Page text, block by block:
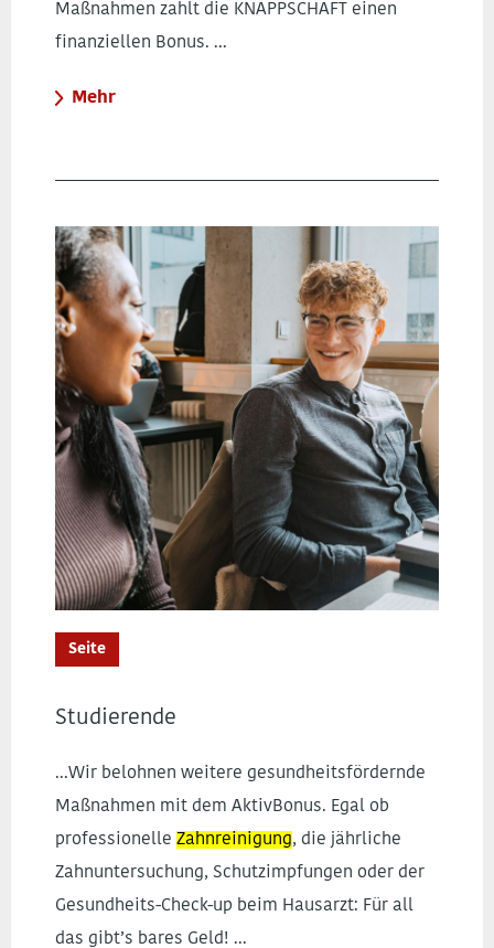
Maßnahmen zahlt die KNAPPSCHAFT einen
finanziellen Bonus. ...
Mehr
Seite
Studierende
...Wir belohnen weitere gesundheitsfördernde
Maßnahmen mit dem AktivBonus. Egal ob
professionelle Zahnreinigung, die jährliche
Zahnuntersuchung, Schutzimpfungen oder der
Gesundheits-Check-up beim Hausarzt: Für all
das gibt’s bares Geld! ...